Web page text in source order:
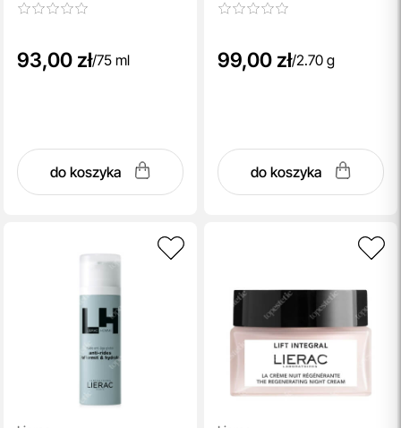
93,00 zł/75 ml
do koszyka
99,00 zł/2.70 g
do koszyka